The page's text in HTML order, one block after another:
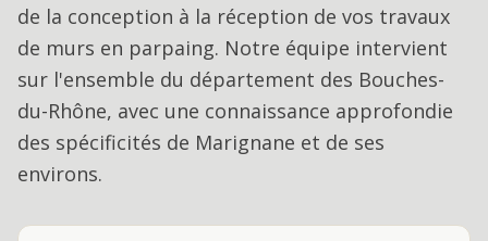
de la conception à la réception de vos travaux
de murs en parpaing. Notre équipe intervient
sur l'ensemble du département des Bouches-
du-Rhône, avec une connaissance approfondie
des spécificités de Marignane et de ses
environs.